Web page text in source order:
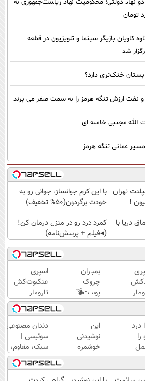
نهاد دولتی؛ محکومیت نهاد ریاست‌جمهوری به
کاویان بازیگر سینما و تلویزیون در قطعه
شد
خنک‌تری دارد؟
الله مجتبی خامنه ای
تهران با این کرم جوانساز، جوانی رو به
خودت برگردون(50% تخفیف)
دریا با
کمرد درد رو در منزل درمان کن!
(◂فیلم + پرسش‌نامه)
بمباران
چروک
پوست💣
با
جوانساز
جلبک
(تخفیف
تاامشب)
اسپری
عنکبوت‌‌کش
تارومار
ازبین‌برنده
انواع
عنکبوت
درد
را
این
نوشیدنی
خوشمزه
گیاهی
چربی
دندان مصنوعی
سوئیسی |
سبک، مقاوم،
طبیعی! ویزیت
رایگان+پرداخت